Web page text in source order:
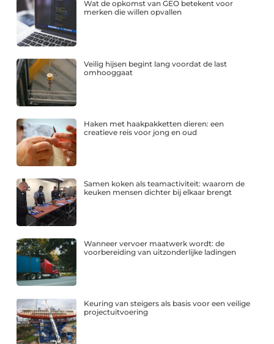
Wat de opkomst van GEO betekent voor
merken die willen opvallen
Veilig hijsen begint lang voordat de last
omhooggaat
Haken met haakpakketten dieren: een
creatieve reis voor jong en oud
Samen koken als teamactiviteit: waarom de
keuken mensen dichter bij elkaar brengt
Wanneer vervoer maatwerk wordt: de
voorbereiding van uitzonderlijke ladingen
Keuring van steigers als basis voor een veilige
projectuitvoering